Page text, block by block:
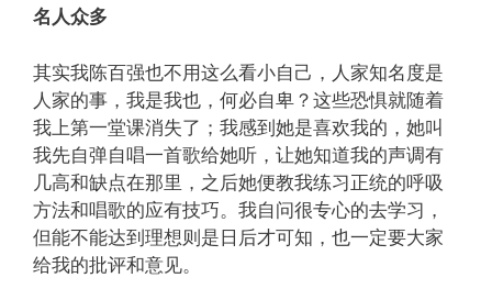
名人众多
其实我陈百强也不用这么看小自己，人家知名度是
人家的事，我是我也，何必自卑？这些恐惧就随着
我上第一堂课消失了；我感到她是喜欢我的，她叫
我先自弹自唱一首歌给她听，让她知道我的声调有
几高和缺点在那里，之后她便教我练习正统的呼吸
方法和唱歌的应有技巧。我自问很专心的去学习，
但能不能达到理想则是日后才可知，也一定要大家
给我的批评和意见。